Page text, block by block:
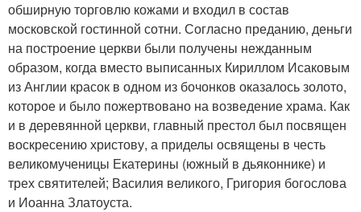
обширную торговлю кожами и входил в состав
московской гостинной сотни. Согласно преданию, деньги
на построение церкви были получены нежданным
образом, когда вместо выписанных Кириллом Исаковым
из Англии красок в одном из бочонков оказалось золото,
которое и было пожертвовано на возведение храма. Как
и в деревянной церкви, главный престол был посвящен
воскресению христову, а приделы освящены в честь
великомученицы Екатерины (южный в дьяконнике) и
трех святителей; Василия великого, Григория богослова
и Иоанна Златоуста.